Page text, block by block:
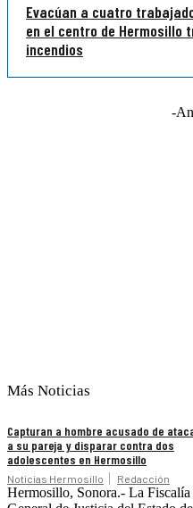
Evacúan a cuatro
en el centro de
incendios
-
Más Noticias
Capturan a hombre acusado de
a su pareja y disparar contra dos
adolescentes en Hermosillo
Noticias Hermosillo Redacción
Hermosillo, Sonora.- La Fiscalía